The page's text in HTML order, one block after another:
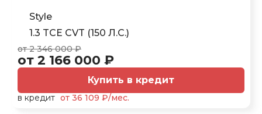
Style
1.3 TCE CVT (150 Л.С.)
от 2 346 000 ₽
от 2 166 000 ₽
Купить в кредит
в кредит от 36 109 ₽/мес.